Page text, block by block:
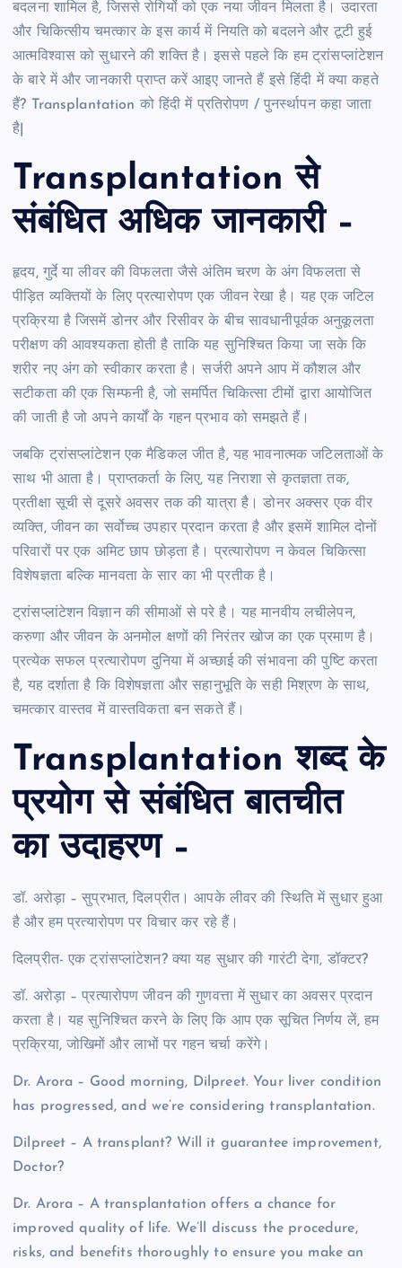
बदलना शामिल है, जिससे रोगियों को एक नया जीवन मिलता है। उदारता
और चिकित्सीय चमत्कार के इस कार्य में नियति को बदलने और टूटी हुई
आत्मविश्वास को सुधारने की शक्ति है। इससे पहले कि हम ट्रांसप्लांटेशन
के बारे में और जानकारी प्राप्त करें आइए जानते हैं इसे हिंदी में क्या कहते
हैं? Transplantation को हिंदी में प्रतिरोपण / पुनर्स्थापन कहा जाता
है|
Transplantation से
संबंधित अधिक जानकारी –
हृदय, गुर्दे या लीवर की विफलता जैसे अंतिम चरण के अंग विफलता से
पीड़ित व्यक्तियों के लिए प्रत्यारोपण एक जीवन रेखा है। यह एक जटिल
प्रक्रिया है जिसमें डोनर और रिसीवर के बीच सावधानीपूर्वक अनुकूलता
परीक्षण की आवश्यकता होती है ताकि यह सुनिश्चित किया जा सके कि
शरीर नए अंग को स्वीकार करता है। सर्जरी अपने आप में कौशल और
सटीकता की एक सिम्फनी है, जो समर्पित चिकित्सा टीमों द्वारा आयोजित
की जाती है जो अपने कार्यों के गहन प्रभाव को समझते हैं।
जबकि ट्रांसप्लांटेशन एक मैडिकल जीत है, यह भावनात्मक जटिलताओं के
साथ भी आता है। प्राप्तकर्ता के लिए, यह निराशा से कृतज्ञता तक,
प्रतीक्षा सूची से दूसरे अवसर तक की यात्रा है। डोनर अक्सर एक वीर
व्यक्ति, जीवन का सर्वोच्च उपहार प्रदान करता है और इसमें शामिल दोनों
परिवारों पर एक अमिट छाप छोड़ता है। प्रत्यारोपण न केवल चिकित्सा
विशेषज्ञता बल्कि मानवता के सार का भी प्रतीक है।
ट्रांसप्लांटेशन विज्ञान की सीमाओं से परे है। यह मानवीय लचीलेपन,
करुणा और जीवन के अनमोल क्षणों की निरंतर खोज का एक प्रमाण है।
प्रत्येक सफल प्रत्यारोपण दुनिया में अच्छाई की संभावना की पुष्टि करता
है, यह दर्शाता है कि विशेषज्ञता और सहानुभूति के सही मिश्रण के साथ,
चमत्कार वास्तव में वास्तविकता बन सकते हैं।
Transplantation शब्द के
प्रयोग से संबंधित बातचीत
का उदाहरण –
डॉ. अरोड़ा – सुप्रभात, दिलप्रीत। आपके लीवर की स्थिति में सुधार हुआ
है और हम प्रत्यारोपण पर विचार कर रहे हैं।
दिलप्रीत- एक ट्रांसप्लांटेशन? क्या यह सुधार की गारंटी देगा, डॉक्टर?
डॉ. अरोड़ा – प्रत्यारोपण जीवन की गुणवत्ता में सुधार का अवसर प्रदान
करता है। यह सुनिश्चित करने के लिए कि आप एक सूचित निर्णय लें, हम
प्रक्रिया, जोखिमों और लाभों पर गहन चर्चा करेंगे।
Dr. Arora – Good morning, Dilpreet. Your liver condition
has progressed, and we’re considering transplantation.
Dilpreet – A transplant? Will it guarantee improvement,
Doctor?
Dr. Arora – A transplantation offers a chance for
improved quality of life. We’ll discuss the procedure,
risks, and benefits thoroughly to ensure you make an